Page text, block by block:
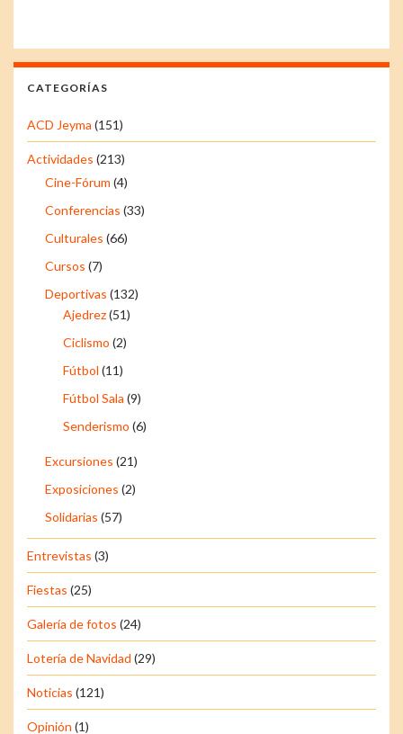
CATEGORÍAS
ACD Jeyma (151)
Actividades (213)
Cine-Fórum (4)
Conferencias (33)
Culturales (66)
Cursos (7)
Deportivas (132)
Ajedrez(51)
Ciclismo (2)
Fútbol (11)
Fútbol Sala (9)
Senderismo (6)
Excursiones (21)
Exposiciones (2)
Solidarias (57)
Entrevistas (3)
Fiestas (25)
Galería de fotos (24)
Lotería de Navidad (29)
Noticias (121)
Opinión (1)